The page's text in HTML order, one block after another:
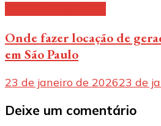
Onde fazer locação de
em São Paulo
23 de janeiro de 202623 de
Deixe um comentário